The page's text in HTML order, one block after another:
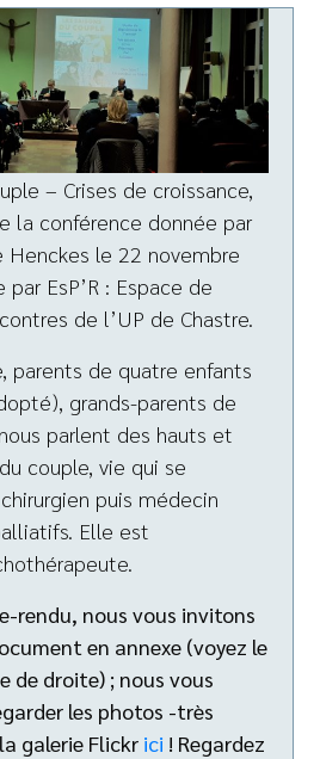
– Crises de croissance,
conférence donnée par
Henckes le 22 novembre
EsP’R : Espace de
de l’UP de Chastre.
parents de quatre enfants
grands-parents de
parlent des hauts et
couple, vie qui se
puis médecin
Elle est
rendu, nous vous invitons
en annexe (voyez le
de droite) ; nous vous
les photos -très
galerie Flickr ici ! Regardez